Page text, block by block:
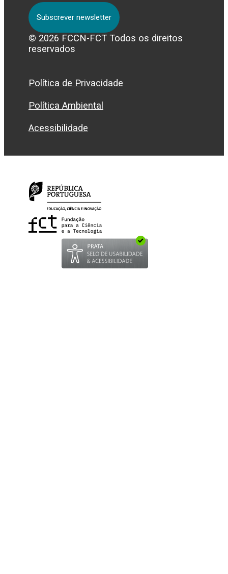
Subscrever newsletter
© 2026 FCCN-FCT Todos os direitos
reservados
Política de Privacidade
Política Ambiental
Acessibilidade